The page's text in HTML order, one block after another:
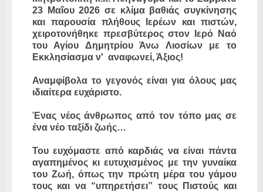
23 Μαΐου 2026 σε κλίμα βαθιάς συγκίνησης
και παρουσία πλήθους Ιερέων και πιστών,
χειροτονήθηκε πρεσβύτερος στον Ιερό Ναό
του Αγίου Δημητρίου Άνω Λιοσίων με το
Εκκλησίασμα ν' αναφωνεί, Άξιος!
Αναμφίβολα το γεγονός είναι για όλους μας
ιδιαίτερα ευχάριστο.
Ένας νέος άνθρωπος από τον τόπο μας σε
ένα νέο ταξίδι ζωής…
Του ευχόμαστε από καρδιάς να είναι πάντα
αγαπημένος κι ευτυχισμένος με την γυναίκα
του Ζωή, όπως την πρώτη μέρα του γάμου
τους και να “υπηρετήσει” τους Πιστούς και